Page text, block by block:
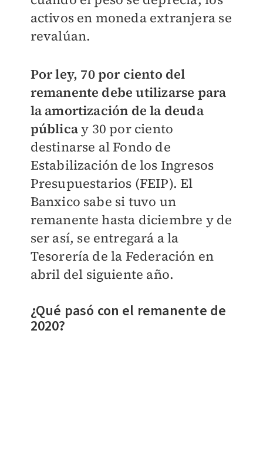
activos en moneda extranjera se
revalúan.
Por ley, 70 por ciento del
remanente debe utilizarse para
la amortización de la deuda
públicay 30 por ciento
destinarse al Fondo de
Estabilización de los Ingresos
Presupuestarios (FEIP). El
Banxico sabe si tuvo un
remanente hasta diciembre y de
ser así, se entregará a la
Tesorería de la Federación en
abril del siguiente año.
¿Qué pasó con el remanente de
2020?